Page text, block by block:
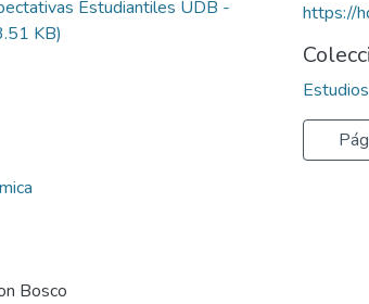
Estudiantiles UDB -
KB)
Bosco
https://